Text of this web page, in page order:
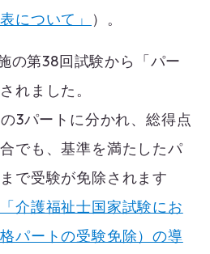
について」
）。
の第38回試験から「パー
れました。
3パートに分かれ、総得点
でも、基準を満たしたパ
で受験が免除されます
介護福祉士国家試験にお
パートの受験免除）の導